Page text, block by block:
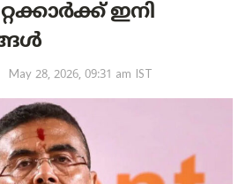
ഇനി
May 28, 2026, 09:31 am IST